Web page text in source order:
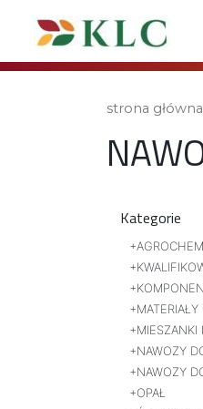
strona główna
Kategorie
MIESZANKI
NAWOZY
NAWOZY
OPAŁ